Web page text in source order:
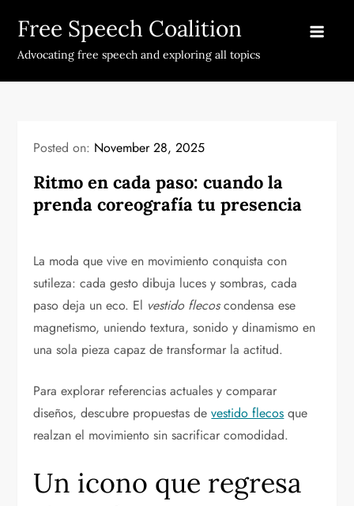
content
Free Speech Coalition
Advocating free speech and exploring all topics
Posted on: November 28, 2025
Ritmo en cada paso: cuando la
prenda coreografía tu presencia
La moda que vive en movimiento conquista con
sutileza: cada gesto dibuja luces y sombras, cada
paso deja un eco. El vestido flecoscondensa ese
magnetismo, uniendo textura, sonido y dinamismo en
una sola pieza capaz de transformar la actitud.
Para explorar referencias actuales y comparar
diseños, descubre propuestas devestido flecos que
realzan el movimiento sin sacrificar comodidad.
Un icono que regresa